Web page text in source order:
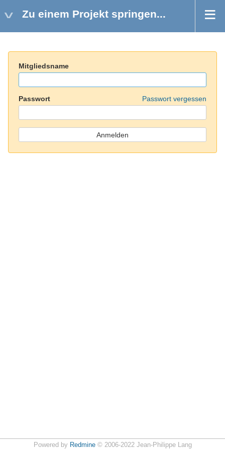
Zu einem Projekt springen...
Mitgliedsname
Passwort Passwort vergessen
Powered by Redmine© 2006-2022 Jean-Philippe Lang